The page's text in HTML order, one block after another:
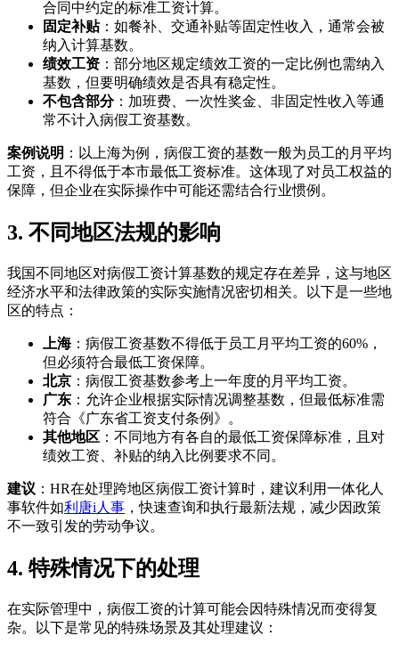
合同中约定的标准工资计算。
固定补贴：如餐补、交通补贴等固定性收入，通常会被
纳入计算基数。
绩效工资 ：部分地区规定绩效工资的一定比例也需纳入
基数，但要明确绩效是否具有稳定性。
不包含部分：加班费、一次性奖金、非固定性收入等通
常不计入病假工资基数。
案例说明 ：以上海为例，病假工资的基数一般为员工的月平均
工资，且不得低于本市最低工资标准。这体现了对员工权益的
保障，但企业在实际操作中可能还需结合行业惯例。
3. 不同地区法规的影响
我国不同地区对病假工资计算基数的规定存在差异，这与地区
经济水平和法律政策的实际实施情况密切相关。以下是一些地
区的特点：
上海：病假工资基数不得低于员工月平均工资的60%，
但必须符合最低工资保障。
北京 ：病假工资基数参考上一年度的月平均工资。
广东 ：允许企业根据实际情况调整基数，但最低标准需
符合《广东省工资支付条例》。
其他地区 ：不同地方有各自的最低工资保障标准，且对
绩效工资、补贴的纳入比例要求不同。
建议 ：HR在处理跨地区病假工资计算时，建议利用一体化人
事软件如利唐i人事 ，快速查询和执行最新法规，减少因政策
不一致引发的劳动争议。
4. 特殊情况下的处理
在实际管理中，病假工资的计算可能会因特殊情况而变得复
杂。以下是常见的特殊场景及其处理建议：